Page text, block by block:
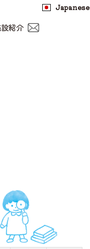
Japanese
紹介